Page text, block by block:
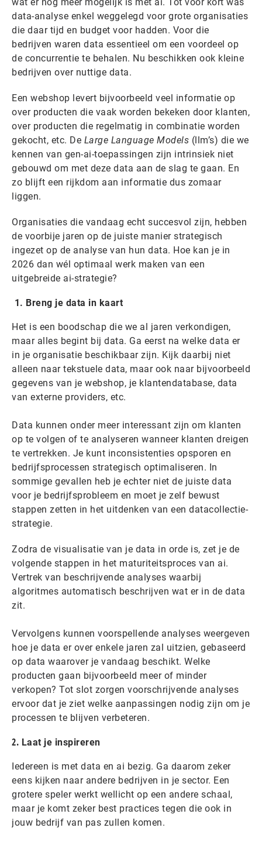
data-analyse enkel weggelegd voor grote organisaties
die daar tijd en budget voor hadden. Voor die
bedrijven waren data essentieel om een voordeel op
de concurrentie te behalen. Nu beschikken ook kleine
bedrijven over nuttige data.
Een webshop levert bijvoorbeeld veel informatie op
over producten die vaak worden bekeken door klanten,
over producten die regelmatig in combinatie worden
gekocht, etc. De Large Language Models (llm’s) die we
kennen van gen-ai-toepassingen zijn intrinsiek niet
gebouwd om met deze data aan de slag te gaan. En
zo blijft een rijkdom aan informatie dus zomaar
liggen.
Organisaties die vandaag echt succesvol zijn, hebben
de voorbije jaren op de juiste manier strategisch
ingezet op de analyse van hun data. Hoe kan je in
2026 dan wél optimaal werk maken van een
uitgebreide ai-strategie?
1. Breng je data in kaart
Het is een boodschap die we al jaren verkondigen,
maar alles begint bij data. Ga eerst na welke data er
in je organisatie beschikbaar zijn. Kijk daarbij niet
alleen naar tekstuele data, maar ook naar bijvoorbeeld
gegevens van je webshop, je klantendatabase, data
van externe providers, etc.
Data kunnen onder meer interessant zijn om klanten
op te volgen of te analyseren wanneer klanten dreigen
te vertrekken. Je kunt inconsistenties opsporen en
bedrijfsprocessen strategisch optimaliseren. In
sommige gevallen heb je echter niet de juiste data
voor je bedrijfsprobleem en moet je zelf bewust
stappen zetten in het uitdenken van een datacollectie-
strategie.
Zodra de visualisatie van je data in orde is, zet je de
volgende stappen in het maturiteitsproces van ai.
Vertrek van beschrijvende analyses waarbij
algoritmes automatisch beschrijven wat er in de data
zit.
Vervolgens kunnen voorspellende analyses weergeven
hoe je data er over enkele jaren zal uitzien, gebaseerd
op data waarover je vandaag beschikt. Welke
producten gaan bijvoorbeeld meer of minder
verkopen? Tot slot zorgen voorschrijvende analyses
ervoor dat je ziet welke aanpassingen nodig zijn om je
processen te blijven verbeteren.
2. Laat je inspireren
Iedereen is met data en ai bezig. Ga daarom zeker
eens kijken naar andere bedrijven in je sector. Een
grotere speler werkt wellicht op een andere schaal,
maar je komt zeker best practices tegen die ook in
jouw bedrijf van pas zullen komen.